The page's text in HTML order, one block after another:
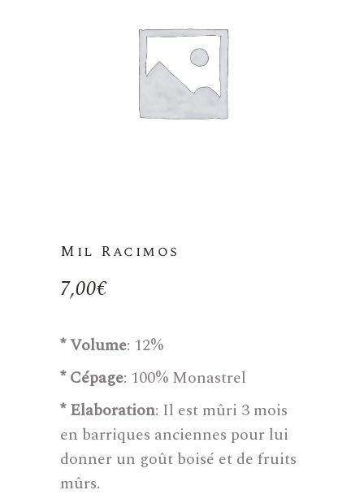
Mil Racimos
7,00€
* Volume: 12%
* Cépage: 100% Monastrel
* Elaboration: Il est mûri 3 mois
en barriques anciennes pour lui
donner un goût boisé et de fruits
mûrs.